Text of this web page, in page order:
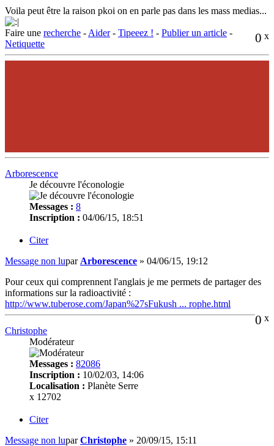
Voila peut être la raison pkoi on en parle pas dans les mass medias...
0 x
Faire une recherche -Aider- Tipeeez ! - Publier un article -
Netiquette
Arborescence
Je découvre l'éconologie
Messages : 8
Inscription : 04/06/15, 18:51
Citer
Message non lupar Arborescence » 04/06/15, 19:12
Pour ceux qui comprennent l'anglais je me permets de partager des
informations sur la radioactivité :
http://www.tuberose.com/Japan%27sFukush ... rophe.html
0 x
Christophe
Modérateur
Messages : 82086
Inscription : 10/02/03, 14:06
Localisation : Planète Serre
x 12702
Citer
Message non luparChristophe » 20/09/15, 15:11